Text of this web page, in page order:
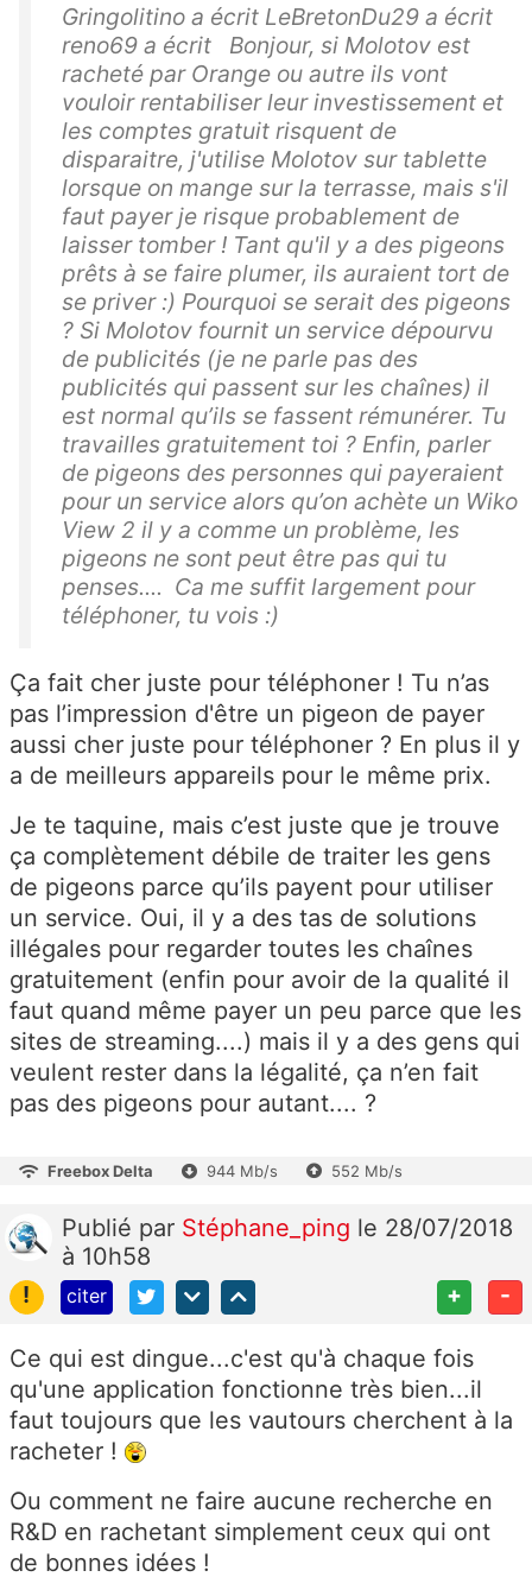
Gringolitino a écrit LeBretonDu29 a écrit
reno69 a écrit Bonjour, si Molotov est
racheté par Orange ou autre ils vont
vouloir rentabiliser leur investissement et
les comptes gratuit risquent de
disparaitre, j'utilise Molotov sur tablette
lorsque on mange sur la terrasse, mais s'il
faut payer je risque probablement de
laisser tomber ! Tant qu'il y a des pigeons
prêts à se faire plumer, ils auraient tort de
se priver :) Pourquoi se serait des pigeons
? Si Molotov fournit un service dépourvu
de publicités (je ne parle pas des
publicités qui passent sur les chaînes) il
est normal qu’ils se fassent rémunérer. Tu
travailles gratuitement toi ? Enfin, parler
de pigeons des personnes qui payeraient
pour un service alors qu’on achète un Wiko
View 2 il y a comme un problème, les
pigeons ne sont peut être pas qui tu
penses.... Ca me suffit largement pour
téléphoner, tu vois :)
Ça fait cher juste pour téléphoner ! Tu n’as
pas l’impression d'être un pigeon de payer
aussi cher juste pour téléphoner ? En plus il y
a de meilleurs appareils pour le même prix.
Je te taquine, mais c’est juste que je trouve
ça complètement débile de traiter les gens
de pigeons parce qu’ils payent pour utiliser
un service. Oui, il y a des tas de solutions
illégales pour regarder toutes les chaînes
gratuitement (enfin pour avoir de la qualité il
faut quand même payer un peu parce que les
sites de streaming....) mais il y a des gens qui
veulent rester dans la légalité, ça n’en fait
pas des pigeons pour autant.... ?
Freebox Delta 944 Mb/s 552 Mb/s
Publié par Stéphane_ping le 28/07/2018
à 10h58
!
citer + -
Ce qui est dingue...c'est qu'à chaque fois
qu'une application fonctionne très bien...il
faut toujours que les vautours cherchent à la
racheter !
Ou comment ne faire aucune recherche en
R&D en rachetant simplement ceux qui ont
de bonnes idées !